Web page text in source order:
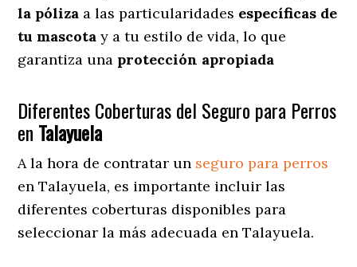
la póliza a las particularidades específicas de
tu mascota y a tu estilo de vida, lo que
garantiza una protección apropiada
Diferentes Coberturas del Seguro para Perros
en Talayuela
A la hora de contratar un seguro para perros
en Talayuela, es importante incluir las
diferentes coberturas disponibles para
seleccionar la más adecuada en Talayuela.